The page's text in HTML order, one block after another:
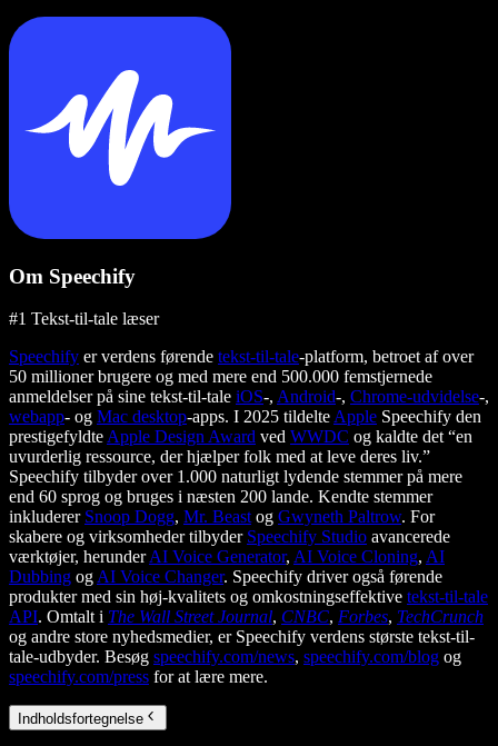
Om Speechify
#1 Tekst-til-tale læser
Speechify er verdens førende tekst-til-tale-platform, betroet af over
50 millioner brugere og med mere end 500.000 femstjernede
anmeldelser på sine tekst-til-tale iOS-, Android-, Chrome-udvidelse-,
webapp- og Mac desktop-apps. I 2025 tildelte Apple Speechify den
prestigefyldte Apple Design Award ved WWDC og kaldte det “en
uvurderlig ressource, der hjælper folk med at leve deres liv.”
Speechify tilbyder over 1.000 naturligt lydende stemmer på mere
end 60 sprog og bruges i næsten 200 lande. Kendte stemmer
inkluderer Snoop Dogg, Mr. Beast og Gwyneth Paltrow. For
skabere og virksomheder tilbyder Speechify Studio avancerede
værktøjer, herunderAI Voice Generator, AI Voice Cloning, AI
Dubbing og AI Voice Changer. Speechify driver også førende
produkter med sin høj-kvalitets og omkostningseffektive tekst-til-tale
API. Omtalt i The Wall Street Journal, CNBC, Forbes, TechCrunch
og andre store nyhedsmedier, er Speechify verdens største tekst-til-
tale-udbyder. Besøg speechify.com/news, speechify.com/blog og
speechify.com/press for at lære mere.
Indholdsfortegnelse